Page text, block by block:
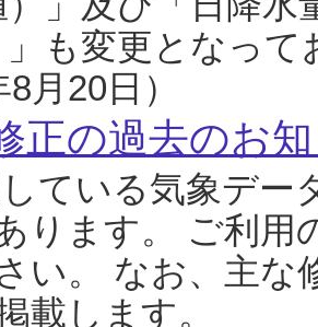
も変更となっ
8月20日）
正の過去のお
ている気象デー
ります。 ご利用
い。 なお、主な
載します。